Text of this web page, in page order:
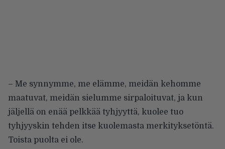
– Me synnymme, me elämme, meidän kehomme
maatuvat, meidän sielumme sirpaloituvat, ja kun
jäljellä on enää pelkkää tyhjyyttä, kuolee tuo
tyhjyyskin tehden itse kuolemasta merkityksetöntä.
Toista puolta ei ole.